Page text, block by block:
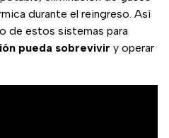
durante el reingreso. Así
de estos sistemas para
pueda sobrevivir y operar